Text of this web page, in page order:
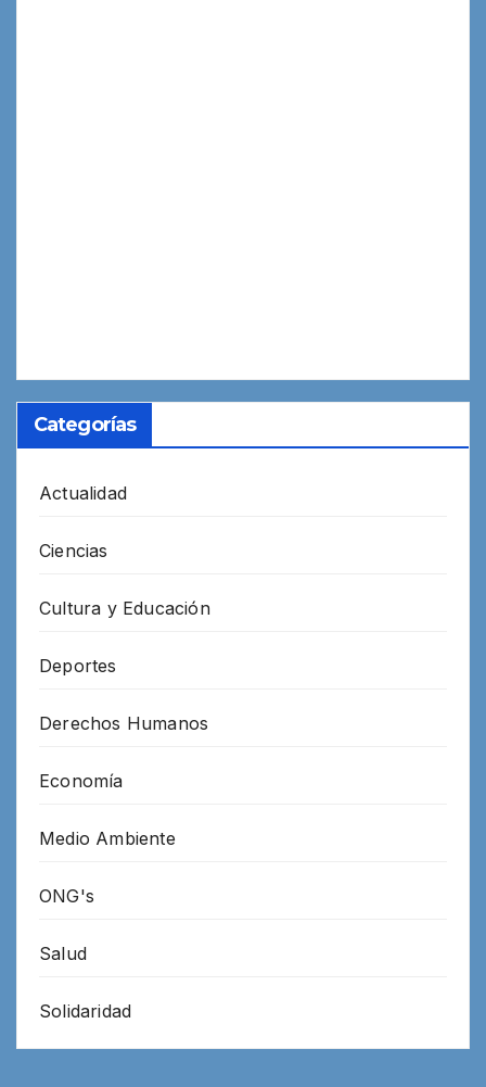
Categorías
Actualidad
Ciencias
Cultura y Educación
Deportes
Derechos Humanos
Economía
Medio Ambiente
ONG's
Salud
Solidaridad